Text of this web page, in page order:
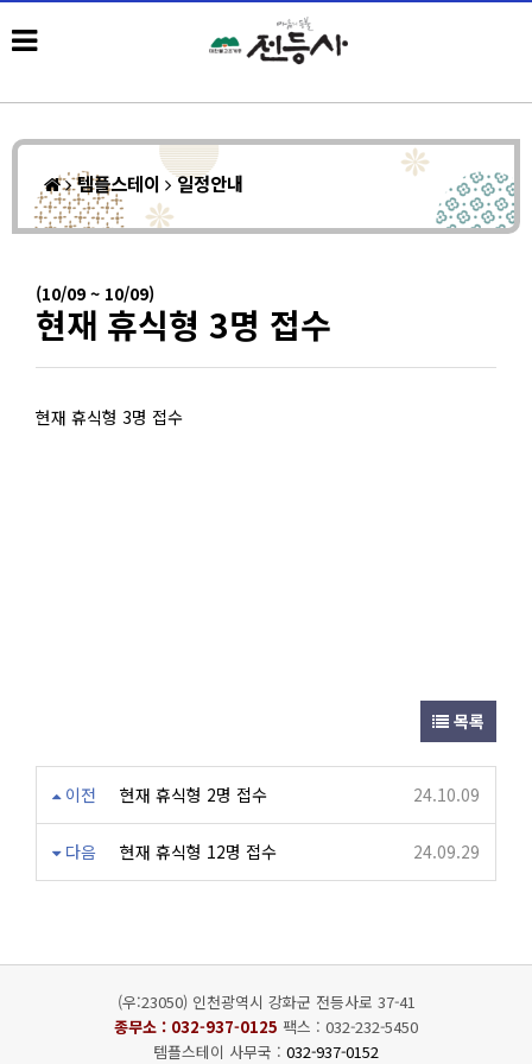
템플스테이 일정안내
(10/09 ~ 10/09)
현재 휴식형 3명 접수
현재 휴식형 3명 접수
목록
이전 현재 휴식형 2명 접수 24.10.09
다음 현재 휴식형 12명 접수 24.09.29
(우:23050) 인천광역시 강화군 전등사로 37-41
종무소 : 032-937-0125 팩스 : 032-232-5450
템플스테이 사무국 : 032-937-0152